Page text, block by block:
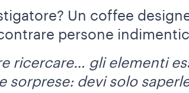
Un coffee
persone
ricercare… gli elementi
sorprese: devi solo